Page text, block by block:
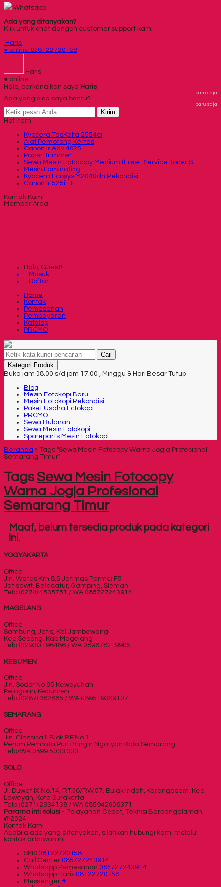
Whatsapp
Ada yang ditanyakan?
Klik untuk chat dengan customer support kami
Haris
● online 628122720158
Haris
● online
Halo, perkenalkan saya Haris
baru saja
Ada yang bisa saya bantu?
baru saja
Kirim
Hot Item
Kyocera TasKalfa 2554ci
Alat Pemotong Kertas
Canon ir Adv 4025
Paper Trimmer
Sewa Mesin Fotocopy Medium (Free : Service Toner S
Mesin Laminating
Kyocera Ecosys M2040dn Rekondisi
Canon Ir 525iF II
Kontak Kami
Member Area
Halo, Guest!
Masuk
Daftar
Home
Kontak
Pemesanan
Pembayaran
Katalog
PROMO
Cari
Kategori Produk
Buka jam 08.00 s/d jam 17.00 , Minggu & Hari Besar Tutup
Blog
Mesin Fotokopi Baru
Mesin Fotokopi Rekondisi
Paket Usaha Fotokopi
PROMO
Sewa Bulanan
Sewa Mesin Fotokopi
Spareparts Mesin Fotokopi
Beranda » Tags "Sewa Mesin Fotocopy Warna Jogja Profesional
Semarang Timur"
TagsSewa Mesin Fotocopy
Warna Jogja Profesional
Semarang Timur
Maaf, belum tersedia produk pada kategori
ini.
YOGYAKARTA
Office :
Jln. Wates Km 8,5 Jatimas Permai F5
Jatisawit, Balecatur, Gamping, Sleman
Telp (0274) 4535751 / WA 085727243914
MAGELANG
Office :
Sambung, Jetis, Kel.Jambewangi
Kec.Secang, Kab.Magelang
Telp (0293)3196486 / WA 089678219905
KEBUMEN
Office :
Jln. Sodor No 95 Kewayuhan
Pejagoan, Kebumen
Telp (0287) 382865 / WA 089519389107
SEMARANG
Office :
Jln. Classica II Blok BE No.1
Perum Permata Puri Bringin Ngaliyan Kota Semarang
Telp/WA 0899 5033 333
SOLO
Office :
Jl. Duwet IX No.14, RT.06/RW.07, Bulak Indah, Karangasem, Kec.
Laweyan, Kota Surakarta
Telp (0271) 2934138 / WA 085942006371
Parama inti solusi - Pelayanan Cepat, Teknisi Berpengalaman
@2024
Kontak Kami
Apabila ada yang ditanyakan, silahkan hubungi kami melalui
kontak di bawah ini.
SMS 08122720158
Call Center 085727243914
Whatsapp Pemesanan 085727243914
Whatsapp Haris 08122720158
Messenger #